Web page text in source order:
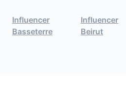
Influencer
Basseterre
Influencer
Beirut